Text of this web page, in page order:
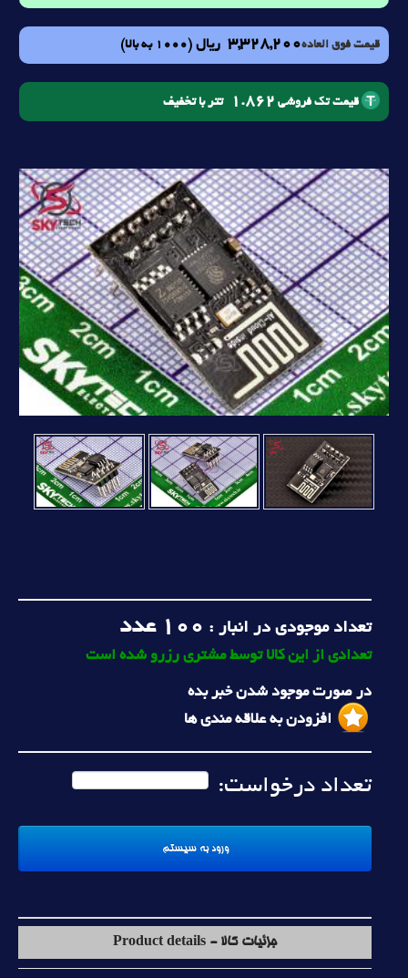
قیمت فوق العاده3,328,200 ریال (1000 به بالا)
قیمت تک فروشی 1.862 تتر با تخفیف
تعداد موجودی در انبار : 100 عدد
تعدادی از این کالا توسط مشتری رزرو شده است
در صورت موجود شدن خبر بده
افزودن به علاقه مندی ها
تعداد درخواست:
جزئیات کالا - Product details